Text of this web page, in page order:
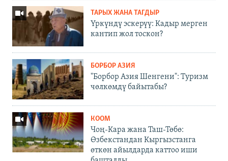
ТАРЫХ ЖАНА ТАГДЫР
Үркүндү эскерүү: Кадыр мерген
кантип жол тоскон?
БОРБОР АЗИЯ
"Борбор Азия Шенгени": Туризм
чөлкөмдү байытабы?
КООМ
Чоң-Кара жана Таш-Төбө:
Өзбекстандан Кыргызстанга
өткөн айылдарда каттоо иши